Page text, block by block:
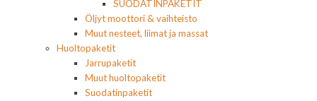
SUODATINPAKETIT
Öljyt moottori & vaihteisto
Muut nesteet, liimat ja massat
Huoltopaketit
Jarrupaketit
Muut huoltopaketit
Suodatinpaketit